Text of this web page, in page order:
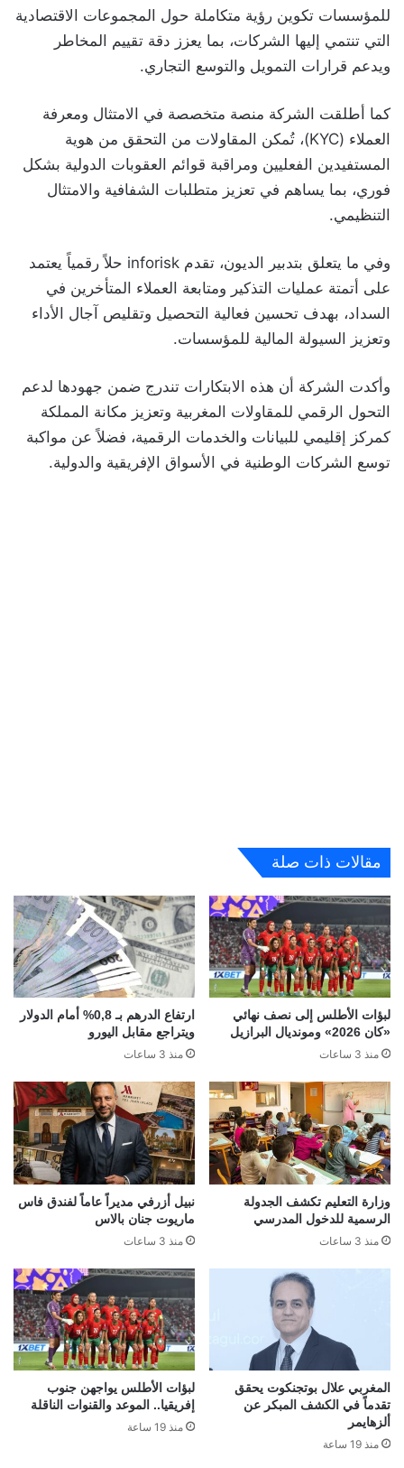
للمؤسسات تكوين رؤية متكاملة حول المجموعات الاقتصادية
التي تنتمي إليها الشركات، بما يعزز دقة تقييم المخاطر
ويدعم قرارات التمويل والتوسع التجاري.
كما أطلقت الشركة منصة متخصصة في الامتثال ومعرفة
العملاء (KYC)، تُمكن المقاولات من التحقق من هوية
المستفيدين الفعليين ومراقبة قوائم العقوبات الدولية بشكل
فوري، بما يساهم في تعزيز متطلبات الشفافية والامتثال
التنظيمي.
وفي ما يتعلق بتدبير الديون، تقدم inforisk حلاً رقمياً يعتمد
على أتمتة عمليات التذكير ومتابعة العملاء المتأخرين في
السداد، بهدف تحسين فعالية التحصيل وتقليص آجال الأداء
وتعزيز السيولة المالية للمؤسسات.
وأكدت الشركة أن هذه الابتكارات تندرج ضمن جهودها لدعم
التحول الرقمي للمقاولات المغربية وتعزيز مكانة المملكة
كمركز إقليمي للبيانات والخدمات الرقمية، فضلاً عن مواكبة
توسع الشركات الوطنية في الأسواق الإفريقية والدولية.
مقالات ذات صلة
لبؤات الأطلس إلى نصف نهائي
«كان 2026» ومونديال البرازيل
منذ 3 ساعات
ارتفاع الدرهم بـ 0,8% أمام الدولار
ويتراجع مقابل اليورو
منذ 3 ساعات
وزارة التعليم تكشف الجدولة
الرسمية للدخول المدرسي
منذ 3 ساعات
نبيل أزرفي مديراً عاماً لفندق فاس
ماريوت جنان بالاس
منذ 3 ساعات
المغربي علال بوتجنكوت يحقق
تقدماً في الكشف المبكر عن
ألزهايمر
منذ 19 ساعة
لبؤات الأطلس يواجهن جنوب
إفريقيا.. الموعد والقنوات الناقلة
منذ 19 ساعة